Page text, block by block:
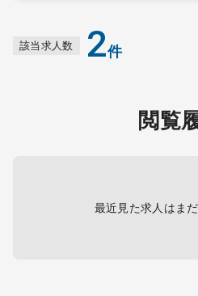
該当求人数 2件
閲覧
最近見た求人はま